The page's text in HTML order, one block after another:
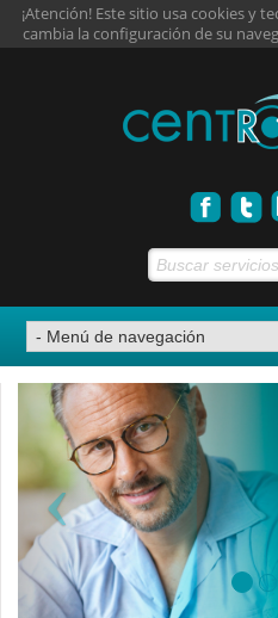
¡Atención! Este sitio usa cookies y
cambia la configuración de su